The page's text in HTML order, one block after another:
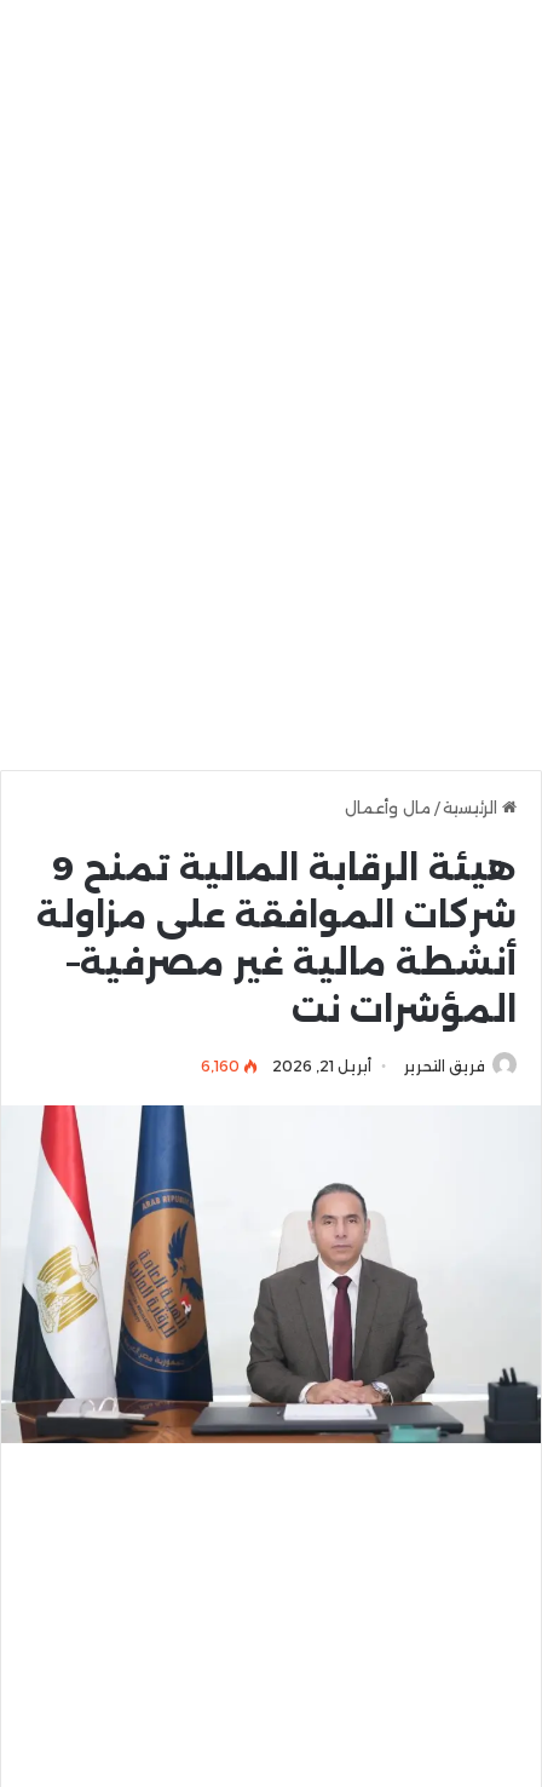
الرئيسية/ مال وأعمال
هيئة الرقابة المالية تمنح 9
شركات الموافقة على مزاولة
أنشطة مالية غير مصرفية–
المؤشرات نت
فريق التحرير أبريل 21, 2026 6٬160